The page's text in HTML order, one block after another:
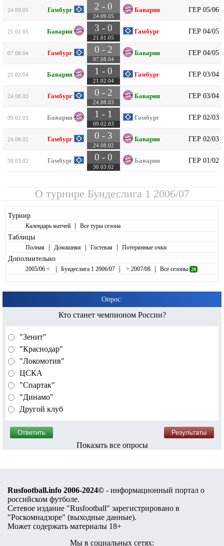
24.09.05 Гамбург 2 - 0
24.09.05
Бавария ГЕР 05/06
21.01.05 Бавария 3 - 0
21.01.05
Гамбург ГЕР 04/05
07.08.04 Гамбург 0 - 2
07.08.04
Бавария ГЕР 04/05
21.02.04 Бавария 1 - 0
21.02.04
Гамбург ГЕР 03/04
24.08.03 Гамбург 0 - 2
24.08.03
Бавария ГЕР 03/04
09.02.03 Бавария 1 - 1
09.02.03
Гамбург ГЕР 02/03
24.08.02 Гамбург 0 - 3
24.08.02
Бавария ГЕР 02/03
30.03.02 Гамбург 0 - 0
30.03.02
Бавария ГЕР 01/02
О турнире Бундеслига 1 2006/07
Турнир
Календарь матчей | Все туры сезона
Таблицы
Полная | Домашняя | Гостевая | Потерянные очки
Дополнительно
2005/06 < | Бундеслига 1 2006/07 | > 2007/08 | Все сезоны 28
Опрос:
Кто станет чемпионом России?
"Зенит"
"Краснодар"
"Локомотив"
ЦСКА
"Спартак"
"Динамо"
Другой клуб
Показать все опросы
Rusfootball.info 2006-2024© - информационный портал о
российском футболе.
Сетевое издание "Rusfootball" зарегистрировано в
"Роскомнадзоре" (выходные данные).
Может содержать материалы 18+
Мы в социальных сетях: